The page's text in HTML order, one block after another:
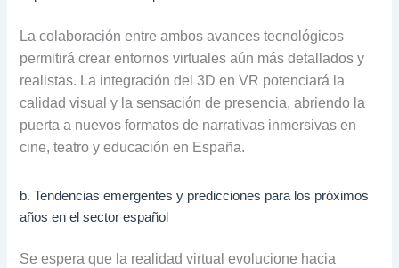
La colaboración entre ambos avances tecnológicos
permitirá crear entornos virtuales aún más detallados y
realistas. La integración del 3D en VR potenciará la
calidad visual y la sensación de presencia, abriendo la
puerta a nuevos formatos de narrativas inmersivas en
cine, teatro y educación en España.
b. Tendencias emergentes y predicciones para los próximos
años en el sector español
Se espera que la realidad virtual evolucione hacia